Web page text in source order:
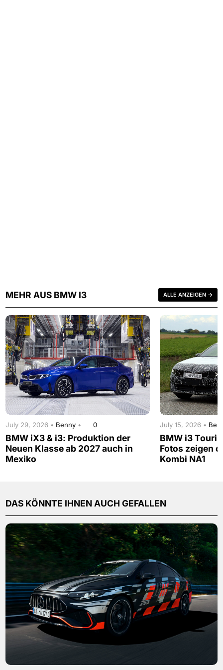
MEHR AUS BMW I3 ALLE ANZEIGEN →
July 29, 2026 • Benny • 0
BMW iX3 & i3: Produktion der
Neuen Klasse ab 2027 auch in
Mexiko
July 15, 2026 •
BMW i3
Fotos zeigen
Kombi NA1
DAS KÖNNTE IHNEN AUCH GEFALLEN